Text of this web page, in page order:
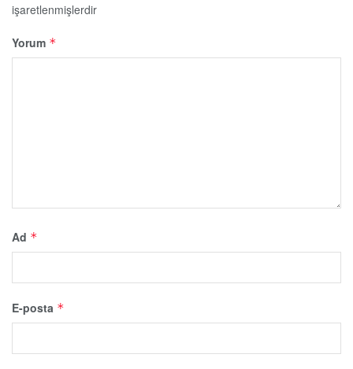
işaretlenmişlerdir
Yorum *
Ad *
E-posta *